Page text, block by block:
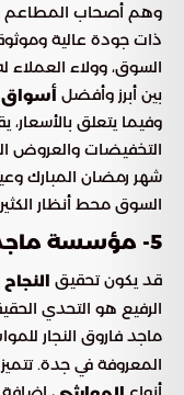
وهم أصحاب المطاعم
ذات جودة عالية
السوق، وولاء
بين أبرز وأفضل أسواق
وفيما يتعلق
التخفيضات والعروض
شهر رمضان المبارك
السوق محط أنظار
5- مؤسسة ماجد فاروق النجار للمواشي
قد يكون تحقيق النجاح
الرفيع هو التحدي
ماجد فاروق النجار
المعروفة في جدة.